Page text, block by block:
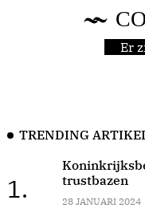
Er
TRENDING
1.
trustbazen
28 JANUARI 2024